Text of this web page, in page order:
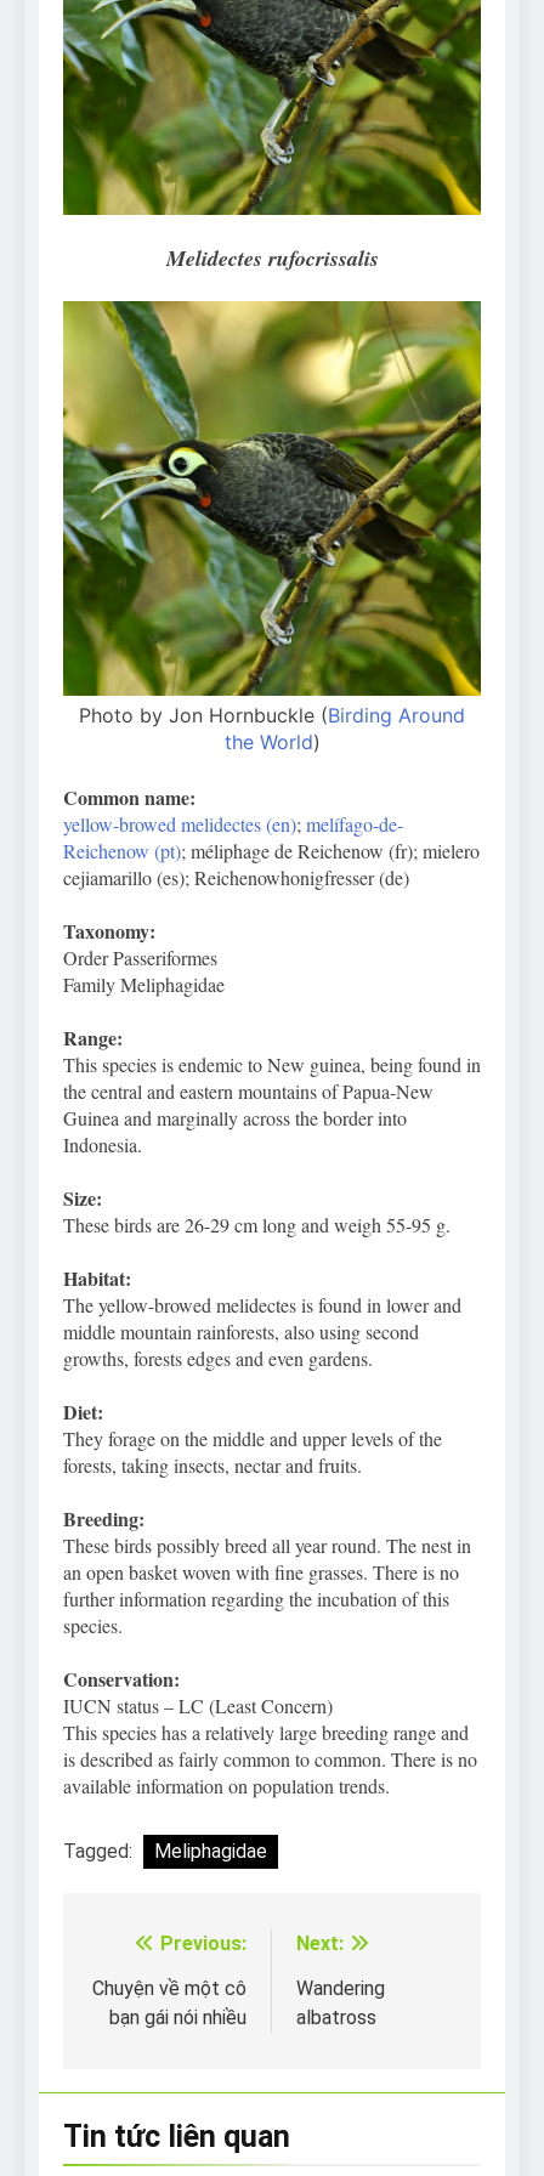
Can Bulldogs Play Fetch?
And How to Train Them!
7 Năm Ago
How Often Do I Need to
Groom My Bulldog
7 Năm Ago
Melidectes rufocrissalis
Photo by Jon Hornbuckle (Birding Around
the World)
Common name:
yellow-browed melidectes (en);melífago-de-
Reichenow (pt); méliphage de Reichenow (fr); mielero
cejiamarillo (es); Reichenowhonigfresser (de)
Taxonomy:
Order Passeriformes
Family Meliphagidae
Range:
This species is endemic to New guinea, being found in
the central and eastern mountains of Papua-New
Guinea and marginally across the border into
Indonesia.
Size:
These birds are 26-29 cm long and weigh 55-95 g.
Habitat:
The yellow-browed melidectes is found in lower and
middle mountain rainforests, also using second
growths, forests edges and even gardens.
Diet:
They forage on the middle and upper levels of the
forests, taking insects, nectar and fruits.
Breeding:
These birds possibly breed all year round. The nest in
an open basket woven with fine grasses. There is no
further information regarding the incubation of this
species.
Conservation:
IUCN status – LC (Least Concern)
This species has a relatively large breeding range and
is described as fairly common to common. There is no
available information on population trends.
Tagged: Meliphagidae
Điều
hướng
bài
Previous:
Chuyện về một cô
bạn gái nói nhiều
Next:
Wandering
albatross
Tin tức liên quan